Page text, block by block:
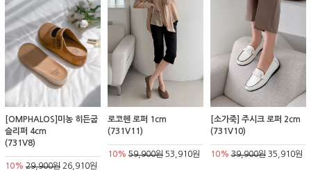
[OMPHALOS]미농 히든굽
슬리퍼 4cm
(731V8)
10% 29,900원 26,910원
로코헨 로퍼 1cm
(731V11)
10% 59,900원53,910원
[소가죽] 주시크 로퍼 2cm
(731V10)
10% 39,900원35,910원